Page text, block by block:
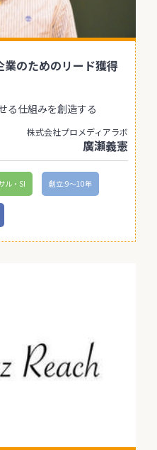
のためのリード獲得
る仕組みを創造する
株式会社プロメディアラボ
廣瀬義憲
ル・SI 創立:9〜10年